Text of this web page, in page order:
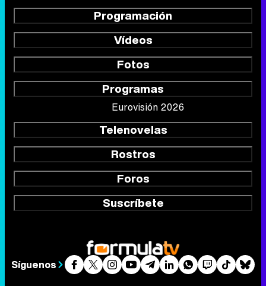
Programación
Vídeos
Fotos
Programas
Eurovisión 2026
Telenovelas
Rostros
Foros
Suscríbete
Síguenos